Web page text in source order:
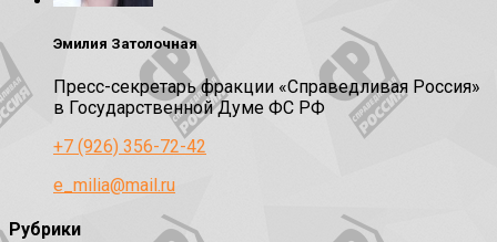
Эмилия Затолочная
Пресс-секретарь фракции «Справедливая Россия»
в Государственной Думе ФС РФ
+7 (926) 356-72-42
e_milia@mail.ru
Рубрики